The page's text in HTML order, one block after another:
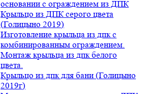
основании с ограждением из ДПК
Крыльцо из ДПК серого цвета
(Голицыно 2019)
Изготовление крыльца из дпк с
комбинированным ограждением.
Монтаж крыльца из дпк белого
цвета.
Крыльцо из дпк для бани (Голицыно
2019г)